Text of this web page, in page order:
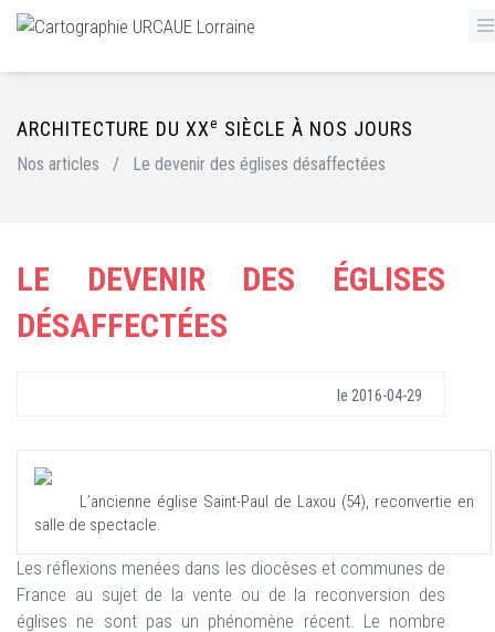
ARCHITECTURE DU XXe SIÈCLE À NOS JOURS
Nos articles / Le devenir des églises désaffectées
LE DEVENIR DES ÉGLISES
DÉSAFFECTÉES
le 2016-04-29
L’ancienne église Saint-Paul de Laxou (54), reconvertie en
salle de spectacle.
Les réflexions menées dans les diocèses et communes de
France au sujet de la vente ou de la reconversion des
églises ne sont pas un phénomène récent. Le nombre